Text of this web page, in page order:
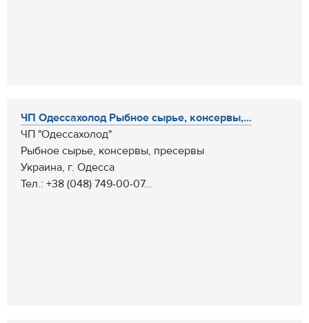
ЧП Одессахолод Рыбное сырье, консервы,...
ЧП "Одессахолод"
Рыбное сырье, консервы, пресервы
Украина, г. Одесса
Тел.: +38 (048) 749-00-07...